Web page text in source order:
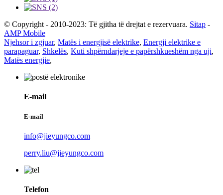
© Copyright - 2010-2023: Të gjitha të drejtat e rezervuara. Sitap -
AMP Mobile
Njehsor i zgjuar, Matës i energjisë elektrike, Energji elektrike e
parapaguar, Shkelës, Kuti shpërndarjeje e papërshkueshëm nga uji,
Matës energjie,
E-mail
E-mail
info@jieyungco.com
perry.liu@jieyungco.com
Telefon